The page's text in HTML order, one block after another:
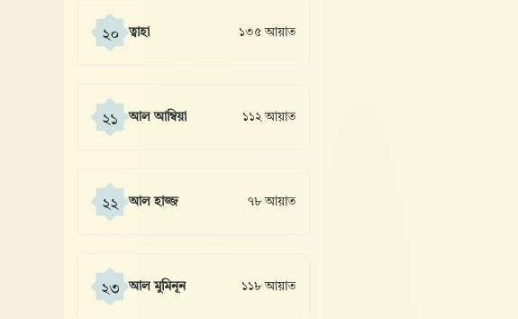
২০ ত্বাহা ১৩৫ আয়াত
২১ আল আম্বিয়া ১১২ আয়াত
২২ আল হাজ্জ ৭৮ আয়াত
২৩ আল মুমিনূন ১১৮ আয়াত